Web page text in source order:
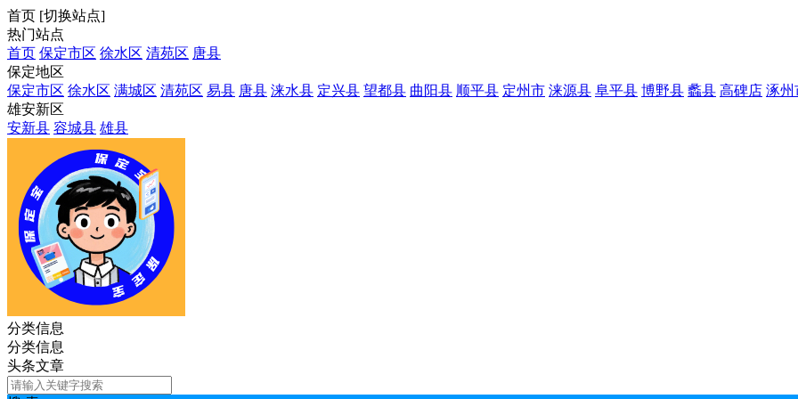
首页 [切换站点]
热门站点
首页 保定市区 徐水区 清苑区 唐县
保定地区
保定市区 徐水区 满城区 清苑区 易县 唐县 涞水县 定兴县 望都县 曲阳县 顺平县 定州市 涞源县 阜平县 博野县 蠡县 高碑店 涿州
雄安新区
安新县 容城县 雄县
分类信息
分类信息
头条文章